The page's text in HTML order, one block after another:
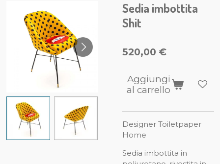
Sedia imbottita
Shit
520,00 €
Aggiungi
al carrello
Designer Toiletpaper
Home
Sedia imbottita in